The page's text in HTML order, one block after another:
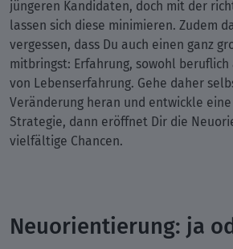
jüngeren Kandidaten, doch mit der
lassen sich diese minimieren. Zudem
vergessen, dass Du auch einen ganz
mitbringst: Erfahrung, sowohl beruflich
von Lebenserfahrung. Gehe daher
Veränderung heran und entwickle
Strategie, dann eröffnet Dir die
vielfältige Chancen.
Neuorientierung: ja